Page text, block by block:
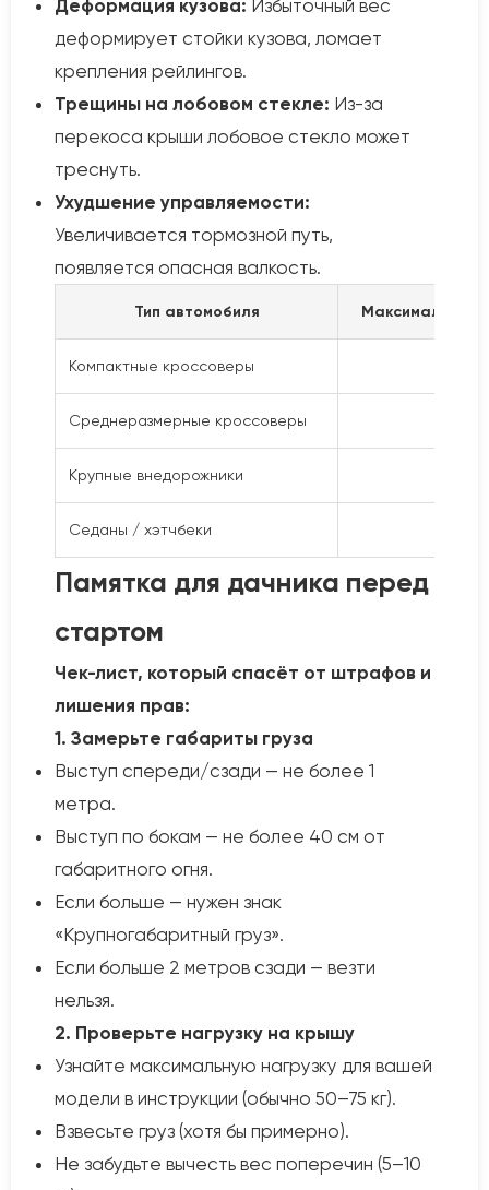
Деформация кузова: Избыточный вес
деформирует стойки кузова, ломает
крепления рейлингов.
Трещины на лобовом стекле: Из-за
перекоса крыши лобовое стекло может
треснуть.
Ухудшение управляемости:
Увеличивается тормозной путь,
появляется опасная валкость.
Тип автомобиля Максимальная
Компактные кроссоверы
Среднеразмерные кроссоверы
Крупные внедорожники
Седаны / хэтчбеки
Памятка для дачника перед
стартом
Чек-лист, который спасёт от штрафов и
лишения прав:
1. Замерьте габариты груза
Выступ спереди/сзади — не более 1
метра.
Выступ по бокам — не более 40 см от
габаритного огня.
Если больше — нужен знак
«Крупногабаритный груз».
Если больше 2 метров сзади — везти
нельзя.
2. Проверьте нагрузку на крышу
Узнайте максимальную нагрузку для вашей
модели в инструкции (обычно 50–75 кг).
Взвесьте груз (хотя бы примерно).
Не забудьте вычесть вес поперечин (5–10